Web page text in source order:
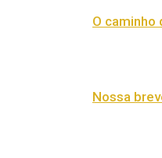
O
Nossa